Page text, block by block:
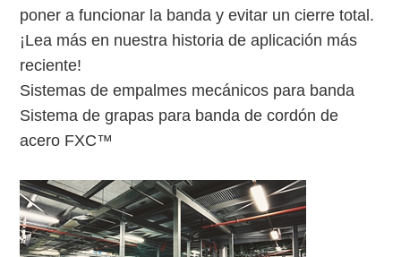
poner a funcionar la banda y evitar un cierre total.
¡Lea más en nuestra historia de aplicación más
reciente!
Sistemas de empalmes mecánicos para banda
Sistema de grapas para banda de cordón de
acero FXC™